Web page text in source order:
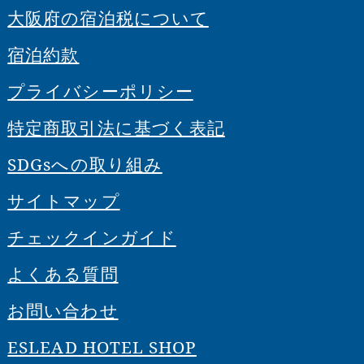
大阪府の宿泊税について
宿泊約款
プライバシーポリシー
特定商取引法に基づく表記
SDGsへの取り組み
サイトマップ
チェックインガイド
よくある質問
お問い合わせ
ESLEAD HOTEL SHOP